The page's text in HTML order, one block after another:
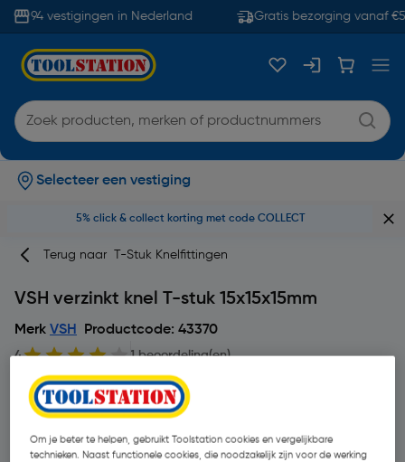
94 vestigingen in Nederland Gratis bezorging vanaf
Selecteer een vestiging
5% click & collect korting met code COLLECT
Terug naar T-Stuk Knelfittingen
VSH verzinkt knel T-stuk 15x15x15mm
Merk VSH Productcode: 43370
4 1 beoordeling(en)
Om je beter te helpen, gebruikt Toolstation cookies en vergelijkbare
technieken. Naast functionele cookies, die noodzakelijk zijn voor de werking